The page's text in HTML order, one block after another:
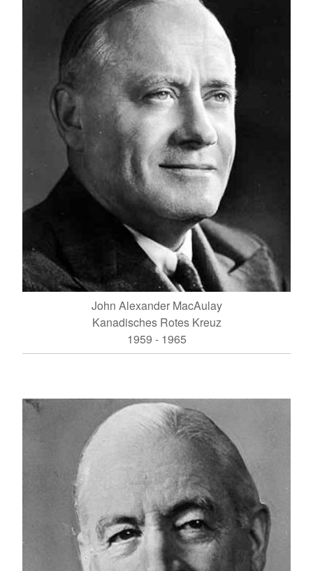
John Alexander MacAulay
Kanadisches Rotes Kreuz
1959 - 1965